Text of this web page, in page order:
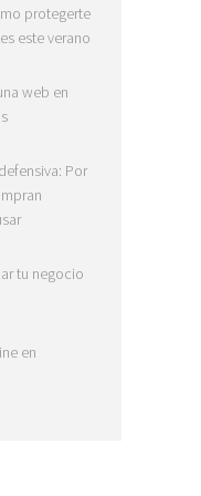
protegerte
este verano
web en
Por
tu negocio
en